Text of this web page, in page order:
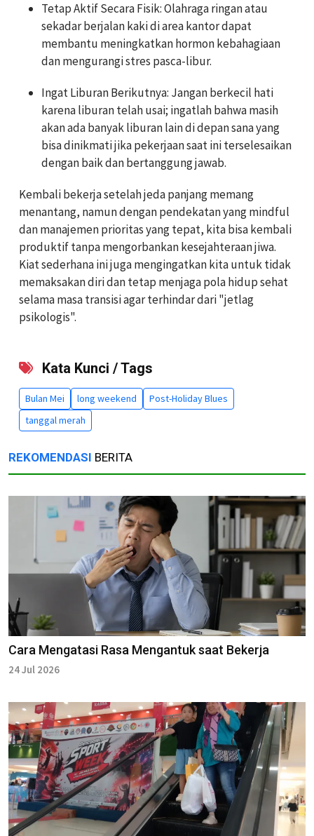
Tetap Aktif Secara Fisik: Olahraga ringan atau
sekadar berjalan kaki di area kantor dapat
membantu meningkatkan hormon kebahagiaan
dan mengurangi stres pasca-libur.
Ingat Liburan Berikutnya: Jangan berkecil hati
karena liburan telah usai; ingatlah bahwa masih
akan ada banyak liburan lain di depan sana yang
bisa dinikmati jika pekerjaan saat ini terselesaikan
dengan baik dan bertanggung jawab.
Kembali bekerja setelah jeda panjang memang
menantang, namun dengan pendekatan yang mindful
dan manajemen prioritas yang tepat, kita bisa kembali
produktif tanpa mengorbankan kesejahteraan jiwa.
Kiat sederhana ini juga mengingatkan kita untuk tidak
memaksakan diri dan tetap menjaga pola hidup sehat
selama masa transisi agar terhindar dari "jetlag
psikologis".
Kata Kunci / Tags
Bulan Mei long weekend
Post-Holiday Blues
tanggal merah
REKOMENDASI BERITA
Cara Mengatasi Rasa Mengantuk saat Bekerja
24 Jul 2026